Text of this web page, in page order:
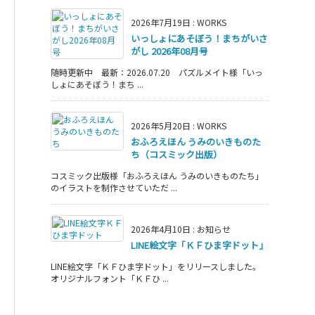
2026年7月19日 : WORKS
いっしょにあそぼう！まちがいさ
がし 2026年08月号
随時更新中 最新：2026.07.20 パズルメイト様「いっ
しょにあそぼう！まち ...
2026年5月20日 : WORKS
おふろえほん うみのいきものた
ち（コスミック出版）
コスミック出版様「おふろえほん うみのいきものたち」
のイラストを制作させていただ ...
2026年4月10日 : お知らせ
LINE絵文字「ＫＦひま字ドット」
LINE絵文字「ＫＦひま字ドット」をリリースしました。
オリジナルフォント「ＫＦひ ...